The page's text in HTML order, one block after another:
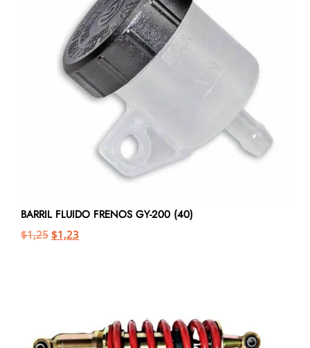
BARRIL FLUIDO FRENOS GY-200 (40)
$1,25 $1,23